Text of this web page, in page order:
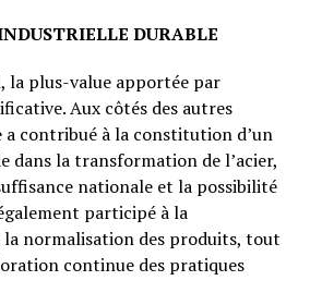
DURABLE
la plus-value apportée par
Aux côtés des autres
a contribué à la constitution d’un
dans la transformation de l’acier,
nationale et la possibilité
participé à la
normalisation des produits, tout
continue des pratiques